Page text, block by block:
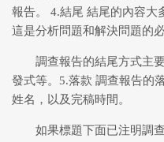
報告。 4.結尾 結尾的內容大
這是分析問題和解決問題的必
調查報告的結尾方式主
發式等。5.落款 調查報告的
姓名，以及完稿時間。
如果標題下面已注明調